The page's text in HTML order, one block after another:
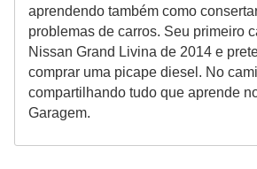
aprendendo também como
problemas de carros. Seu primeiro
Nissan Grand Livina de 2014 e
comprar uma picape diesel. No
compartilhando tudo que aprende
Garagem.
n
ç
ã
o